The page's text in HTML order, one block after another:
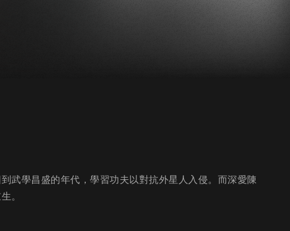
武學昌盛的年代，學習功夫以對抗外星人入侵。而深愛陳
。